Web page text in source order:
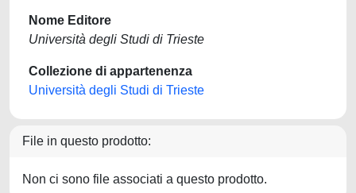
Nome Editore
Università degli Studi di Trieste
Collezione di appartenenza
Università degli Studi di Trieste
File in questo prodotto:
Non ci sono file associati a questo prodotto.